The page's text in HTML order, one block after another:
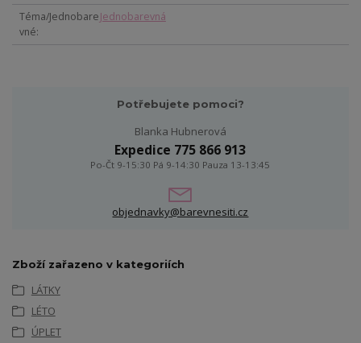
Téma/Jednobare
vné
Jednobarevná
Potřebujete pomoci?
Blanka Hubnerová
Expedice 775 866 913
Po-Čt 9-15:30 Pá 9-14:30 Pauza 13-13:45
objednavky@barevnesiti.cz
Zboží zařazeno v kategoriích
LÁTKY
LÉTO
ÚPLET